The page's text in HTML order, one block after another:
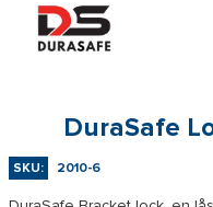
DuraSafe
SKU: 2010-6